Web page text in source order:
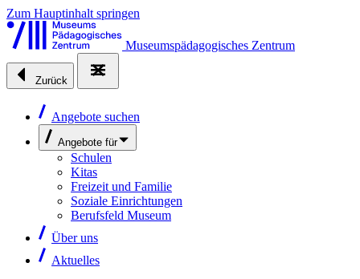
Zum Hauptinhalt springen
Museumspädagogisches Zentrum
Zurück
Angebote suchen
Angebote für
Schulen
Kitas
Freizeit und Familie
Soziale Einrichtungen
Berufsfeld Museum
Über uns
Aktuelles